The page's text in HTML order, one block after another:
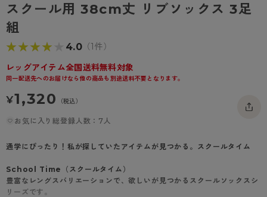
- ひざ下丈タイツ
ソックス・靴下
レギンス・スパッツ
肌着・インナー
- カップ付きインナー
雑貨・小物
スクールタイム
ハイジュニ
配送方法について
スクール用 38cm丈 リブソックス 3足
組
★★★★★
★★★★★ 4.0（1件）
レッグアイテム全国送料無料対象
同一配送先へのお届けなら他の商品も別途送料不要となります。
¥1,320 （税込）
お気に入り総登録人数：7人
通学にぴったり！私が探していたアイテムが見つかる。スクールタイム
School Time（スクールタイム）
豊富なレングスバリエーションで、欲しいが見つかるスクールソックスシ
リーズです。